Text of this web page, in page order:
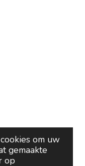
om uw
gemaakte
op